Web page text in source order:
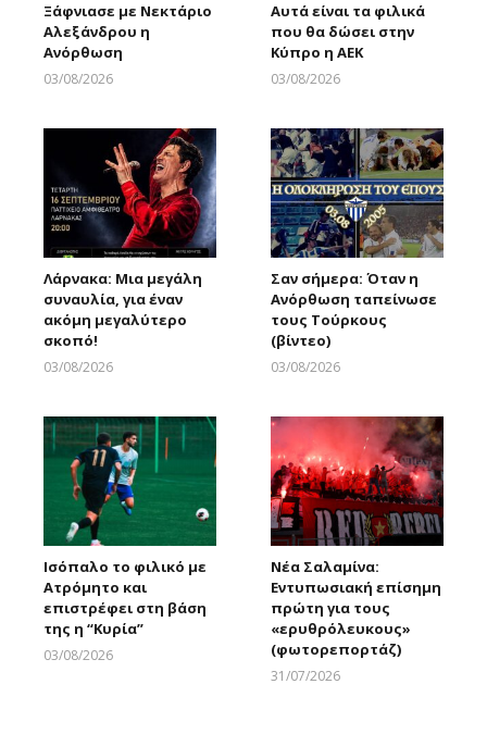
Ξάφνιασε με Νεκτάριο
Αλεξάνδρου η
Ανόρθωση
03/08/2026
Αυτά είναι τα φιλικά
που θα δώσει στην
Κύπρο η ΑΕΚ
03/08/2026
Λάρνακα: Μια μεγάλη
συναυλία, για έναν
ακόμη μεγαλύτερο
σκοπό!
03/08/2026
Σαν σήμερα: Όταν η
Ανόρθωση ταπείνωσε
τους Τούρκους
(βίντεο)
03/08/2026
Ισόπαλο το φιλικό με
Ατρόμητο και
επιστρέφει στη βάση
της η “Κυρία”
03/08/2026
Νέα Σαλαμίνα:
Εντυπωσιακή επίσημη
πρώτη για τους
«ερυθρόλευκους»
(φωτορεπορτάζ)
31/07/2026